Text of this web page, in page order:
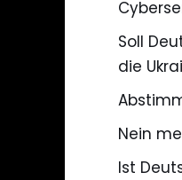
Soll
die
Nein
Ist